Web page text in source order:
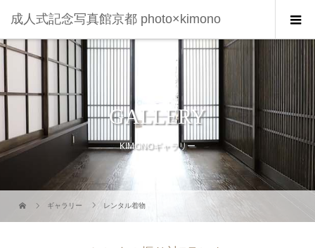
成人式記念写真館京都 photo×kimono
GALLERY
KIMONOギャラリー
ギャラリー レンタル着物